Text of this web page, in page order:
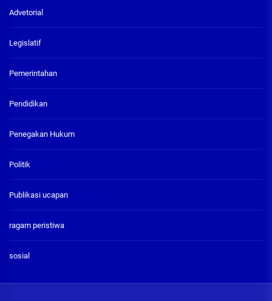
Advetorial
Legislatif
Pemerintahan
Pendidikan
Penegakan Hukum
Politik
Publikasi ucapan
ragam peristiwa
sosial